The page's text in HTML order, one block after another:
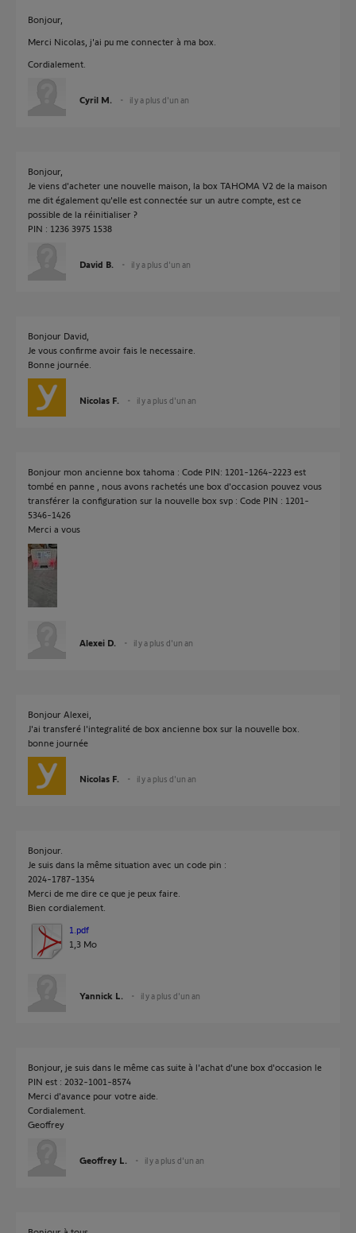
Bonjour,
Merci Nicolas, j'ai pu me connecter à ma box.
Cordialement.
Cyril M. il y a plus d'un an
Bonjour,
Je viens d'acheter une nouvelle maison, la box TAHOMA V2 de la maison
me dit également qu'elle est connectée sur un autre compte, est ce
possible de la réinitialiser ?
PIN : 1236 3975 1538
David B. il y a plus d'un an
Bonjour David,
Je vous confirme avoir fais le necessaire.
Bonne journée.
Nicolas F. il y a plus d'un an
Bonjour mon ancienne box tahoma : Code PIN: 1201-1264-2223 est
tombé en panne , nous avons rachetés une box d'occasion pouvez vous
transférer la configuration sur la nouvelle box svp : Code PIN : 1201-
5346-1426
Merci a vous
Alexei D. il y a plus d'un an
Bonjour Alexei,
J'ai transferé l'integralité de box ancienne box sur la nouvelle box.
bonne journée
Nicolas F. il y a plus d'un an
Bonjour.
Je suis dans la même situation avec un code pin :
2024-1787-1354
Merci de me dire ce que je peux faire.
Bien cordialement.
1.pdf
1,3 Mo
Yannick L. il y a plus d'un an
Bonjour, je suis dans le même cas suite à l'achat d'une box d'occasion le
PIN est : 2032-1001-8574
Merci d'avance pour votre aide.
Cordialement.
Geoffrey
Geoffrey L. il y a plus d'un an